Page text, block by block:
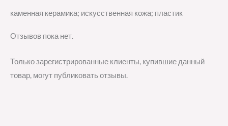
каменная керамика; искусственная кожа; пластик
Отзывов пока нет.
Только зарегистрированные клиенты, купившие данный
товар, могут публиковать отзывы.